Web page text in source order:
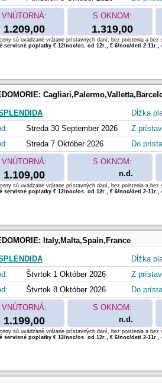
VNÚTORNÁ:
1.209,00
S OKNOM:
1.319,00
sú uvádzané vrátane prístavných daní, bez poistenia a
servisné poplatky € 12/noc/os. od 12r., € 6/noc/deti 2-11r.,
Streda 30 September 2026
Streda 7 Október 2026
Dĺžka
Z
Do
VNÚTORNÁ:
1.109,00
S OKNOM:
n.d.
sú uvádzané vrátane prístavných daní, bez poistenia a
servisné poplatky € 12/noc/os. od 12r., € 6/noc/deti 2-11r.,
Italy,Malta,Spain,France
Štvrtok 1 Október 2026
Štvrtok 8 Október 2026
Dĺžka
Z
Do
VNÚTORNÁ:
1.199,00
S OKNOM:
n.d.
sú uvádzané vrátane prístavných daní, bez poistenia a
servisné poplatky € 12/noc/os. od 12r., € 6/noc/deti 2-11r.,